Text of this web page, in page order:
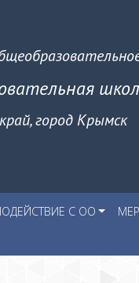
город Крымск
С ОО